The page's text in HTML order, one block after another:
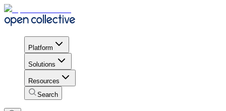
Platform
Solutions
Resources
Search